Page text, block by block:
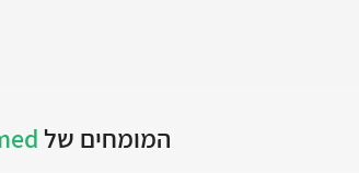
המומחים של